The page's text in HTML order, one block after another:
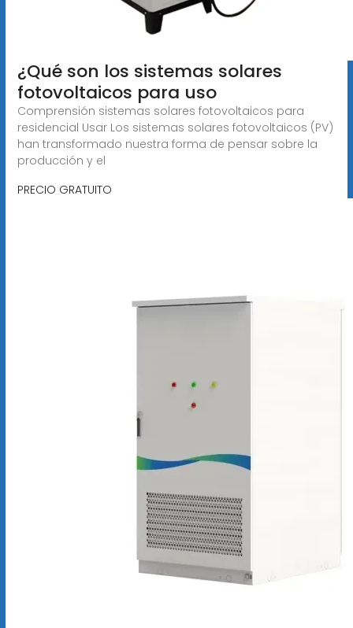
¿Qué son los sistemas solares
fotovoltaicos para uso
Comprensión sistemas solares fotovoltaicos para
residencial Usar Los sistemas solares fotovoltaicos (PV)
han transformado nuestra forma de pensar sobre la
producción y el
PRECIO GRATUITO